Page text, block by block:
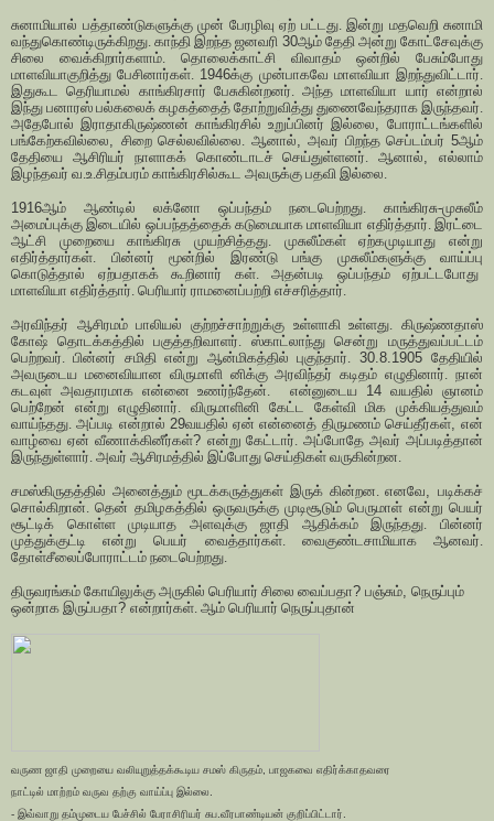
சுனாமியால் பத்தாண்டுகளுக்கு முன் பேரழிவு ஏற் பட்டது. இன்று மதவெறி சுனாமி
வந்துகொண்டிருக்கிறது. காந்தி இறந்த ஜனவரி 30ஆம் தேதி அன்று கோட்சேவுக்கு
சிலை வைக்கிறார்களாம். தொலைக்காட்சி விவாதம் ஒன்றில் பேசும்போது
மாளவியாகுறித்து பேசினார்கள். 1946க்கு முன்பாகவே மாளவியா இறந்துவிட்டார்.
இதுகூட தெரியாமல் காங்கிரசார் பேசுகின்றனர். அந்த மாளவியா யார் என்றால்
இந்து பனாரஸ் பல்கலைக் கழகத்தைத் தோற்றுவித்து துணைவேந்தராக இருந்தவர்.
அதேபோல் இராதாகிருஷ்ணன் காங்கிரசில் உறுப்பினர் இல்லை
போராட்டங்களில்
பங்கேற்கவில்லை
சிறை செல்லவில்லை. ஆனால் ,அவர் பிறந்த செப்டம்பர்5ஆம்
தேதியை ஆசிரியர் நாளாகக் கொண்டாடச் செய்துள்ளனர். ஆனால் ,எல்லாம்
இழந்தவர் வ.உ.சிதம்பரம் காங்கிரசில்கூட அவருக்கு பதவி இல்லை.
1916ஆம் ஆண்டில் லக்னோ ஒப்பந்தம் நடைபெற்றது. காங்கிரசு-முசுலீம்
அமைப்புக்கு இடையில் ஒப்பந்தத்தைக் கடுமையாக மாளவியா எதிர்த்தார். இரட்டை
ஆட்சி முறையை காங்கிரசு முயற்சித்தது. முசுலீம்கள் ஏற்கமுடியாது என்று
எதிர்த்தார்கள். பின்னர் மூன்றில் இரண்டு பங்கு முசுலீம்களுக்கு வாய்ப்பு
கொடுத்தால் ஏற்பதாகக் கூறினார் கள். அதன்படி ஒப்பந்தம் ஏற்பட்டபோது
மாளவியா எதிர்த்தார். பெரியார் ராமனைப்பற்றி எச்சரித்தார்.
அரவிந்தர் ஆசிரமம் பாலியல் குற்றச்சாற்றுக்கு உள்ளாகி உள்ளது. கிருஷ்ணதாஸ்
கோஷ் தொடக்கத்தில் பகுத்தறிவாளர். ஸ்காட்லாந்து சென்று மருத்துவப்பட்டம்
பெற்றவர். பின்னர் சமிதி என்று ஆன்மிகத்தில் புகுந்தார். 30.8.1905தேதியில்
அவருடைய மனைவியான விருமாளி னிக்கு அரவிந்தர் கடிதம் எழுதினார். நான்
கடவுள் அவதாரமாக என்னை உணர்ந்தேன்.
என்னுடைய 14வயதில் ஞானம்
பெற்றேன் என்று எழுதினார். விருமாளினி கேட்ட கேள்வி மிக முக்கியத்துவம்
வாய்ந்தது. அப்படி என்றால் 29வயதில் ஏன் என்னைத் திருமணம் செய்தீர்கள், என்
வாழ்வை ஏன் வீணாக்கினீர்கள்? என்று கேட்டார். அப்போதே அவர் அப்படித்தான்
இருந்துள்ளார். அவர் ஆசிரமத்தில் இப்போது செய்திகள் வருகின்றன.
சமஸ்கிருதத்தில் அனைத்தும் மூடக்கருத்துகள் இருக் கின்றன. எனவே ,படிக்கச்
சொல்கிறான். தென் தமிழகத்தில் ஒருவருக்கு முடிசூடும் பெருமாள் என்று பெயர்
சூட்டிக் கொள்ள முடியாத அளவுக்கு ஜாதி ஆதிக்கம் இருந்தது. பின்னர்
முத்துக்குட்டி என்று பெயர் வைத்தார்கள். வைகுண்டசாமியாக ஆனவர்.
தோள்சீலைப்போராட்டம் நடைபெற்றது.
திருவரங்கம் கோயிலுக்கு அருகில் பெரியார் சிலை வைப்பதா? பஞ்சும் நெருப்பும்
ஒன்றாக இருப்பதா? என்றார்கள். ஆம் பெரியார் நெருப்புதான்
வருண ஜாதி முறையை வலியுறுத்தக்கூடிய சமஸ் கிருதம், பாஜகவை எதிர்க்காதவரை
நாட்டில் மாற்றம் வருவ தற்கு வாய்ப்பு இல்லை.
- இவ்வாறு தம்முடைய பேச்சில் பேராசிரியர் சுப.வீரபாண்டியன் குறிப்பிட்டார்.